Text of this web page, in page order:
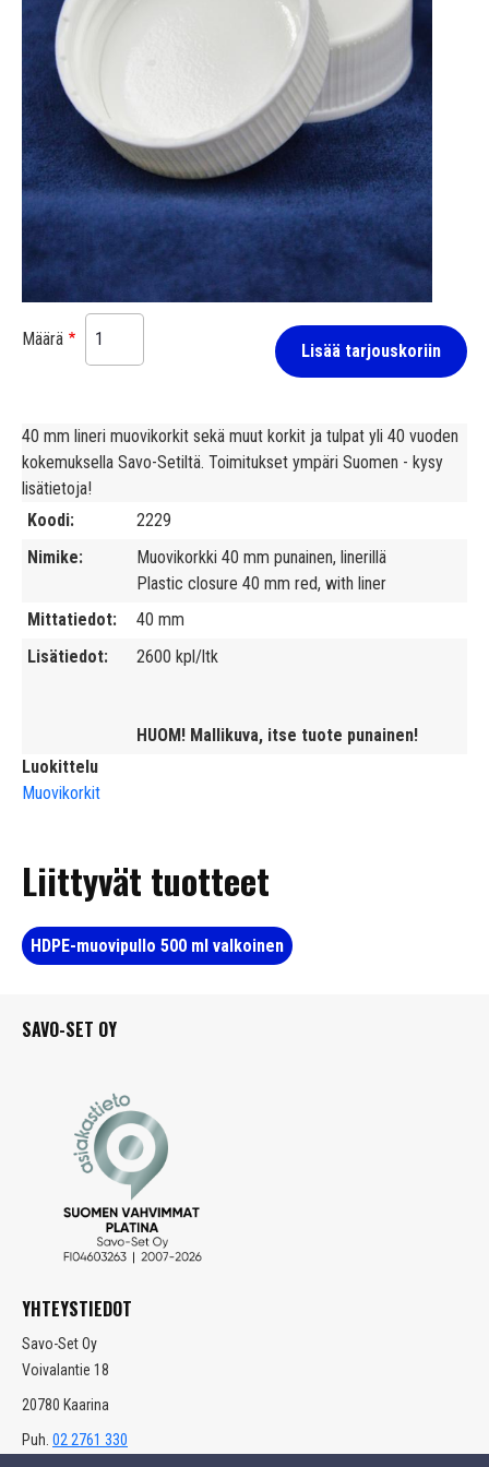
Määrä
Lisää tarjouskoriin
40 mm lineri muovikorkit sekä muut korkit ja tulpat yli 40 vuoden
kokemuksella Savo-Setiltä. Toimitukset ympäri Suomen - kysy
lisätietoja!
Koodi
2229
Nimike
Muovikorkki 40 mm punainen, linerillä
Plastic closure 40 mm red, with liner
Mittatiedot
40 mm
Lisätiedot
2600 kpl/ltk
HUOM! Mallikuva, itse tuote punainen!
Luokittelu
Muovikorkit
Liittyvät tuotteet
HDPE-muovipullo 500 ml valkoinen
SAVO-SET OY
YHTEYSTIEDOT
Savo-Set Oy
Voivalantie 18
20780 Kaarina
Puh. 02 2761 330